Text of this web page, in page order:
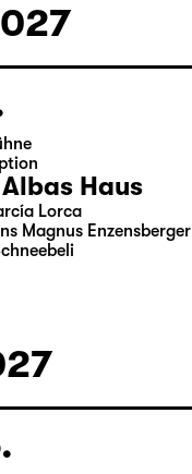
Haus
Lorca
Magnus Enzensberger